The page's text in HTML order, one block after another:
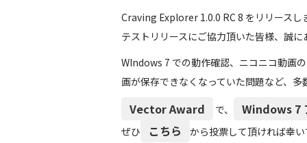
Craving Explorer 1.0.0 RC 8 をリリースし
テストリリースにご協力頂いた皆様、誠
WIndows 7 での動作確認、ニコニコ動画
画が保存できなくなっていた問題など、
Vector Award で、 Windows 7
ぜひ こちら
から投票して頂ければ幸